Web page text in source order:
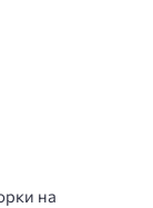
на